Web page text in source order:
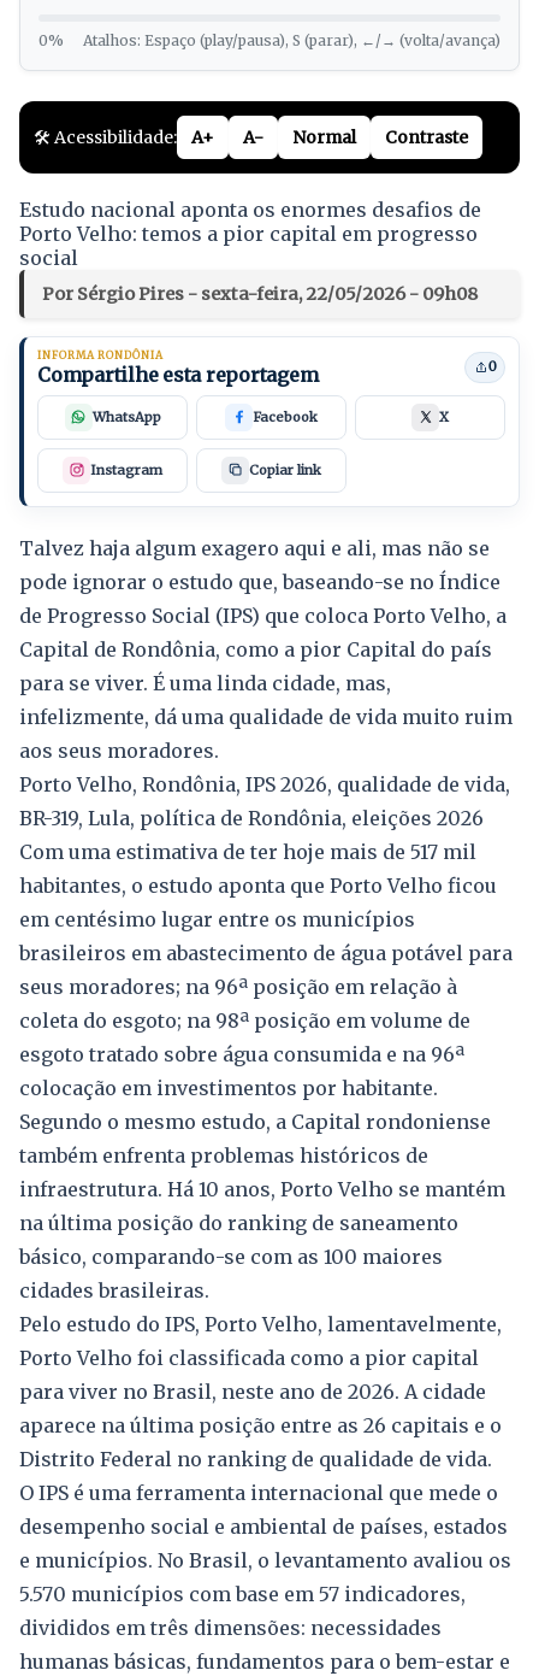
0% Atalhos: Espaço (play/pausa), S (parar), ←/→ (volta/avança)
🛠️ Acessibilidade: A+ A- Normal Contraste
Estudo nacional aponta os enormes desafios de
Porto Velho: temos a pior capital em progresso
social
Por Sérgio Pires - sexta-feira, 22/05/2026 - 09h08
INFORMA RONDÔNIA
Compartilhe esta reportagem 0
WhatsApp Facebook X
Instagram Copiar link
Talvez haja algum exagero aqui e ali, mas não se
pode ignorar o estudo que, baseando-se no Índice
de Progresso Social (IPS) que coloca Porto Velho, a
Capital de Rondônia, como a pior Capital do país
para se viver. É uma linda cidade, mas,
infelizmente, dá uma qualidade de vida muito ruim
aos seus moradores.
Porto Velho, Rondônia, IPS 2026, qualidade de vida,
BR-319, Lula, política de Rondônia, eleições 2026
Com uma estimativa de ter hoje mais de 517 mil
habitantes, o estudo aponta que Porto Velho ficou
em centésimo lugar entre os municípios
brasileiros em abastecimento de água potável para
seus moradores; na 96ª posição em relação à
coleta do esgoto; na 98ª posição em volume de
esgoto tratado sobre água consumida e na 96ª
colocação em investimentos por habitante.
Segundo o mesmo estudo, a Capital rondoniense
também enfrenta problemas históricos de
infraestrutura. Há 10 anos, Porto Velho se mantém
na última posição do ranking de saneamento
básico, comparando-se com as 100 maiores
cidades brasileiras.
Pelo estudo do IPS, Porto Velho, lamentavelmente,
Porto Velho foi classificada como a pior capital
para viver no Brasil, neste ano de 2026. A cidade
aparece na última posição entre as 26 capitais e o
Distrito Federal no ranking de qualidade de vida.
O IPS é uma ferramenta internacional que mede o
desempenho social e ambiental de países, estados
e municípios. No Brasil, o levantamento avaliou os
5.570 municípios com base em 57 indicadores,
divididos em três dimensões: necessidades
humanas básicas, fundamentos para o bem-estar e